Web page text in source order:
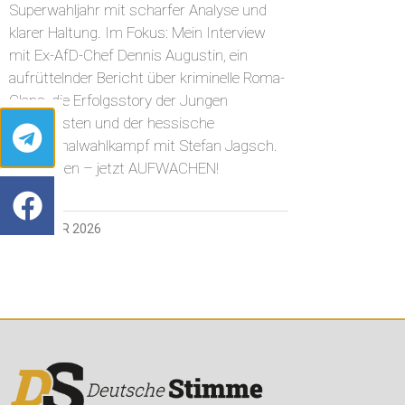
Superwahljahr mit scharfer Analyse und
klarer Haltung. Im Fokus: Mein Interview
mit Ex-AfD-Chef Dennis Augustin, ein
aufrüttelnder Bericht über kriminelle Roma-
Clans, die Erfolgsstory der Jungen
Nationalisten und der hessische
Kommunalwahlkampf mit Stefan Jagsch.
Jetzt lesen – jetzt AUFWACHEN!
2. JANUAR 2026